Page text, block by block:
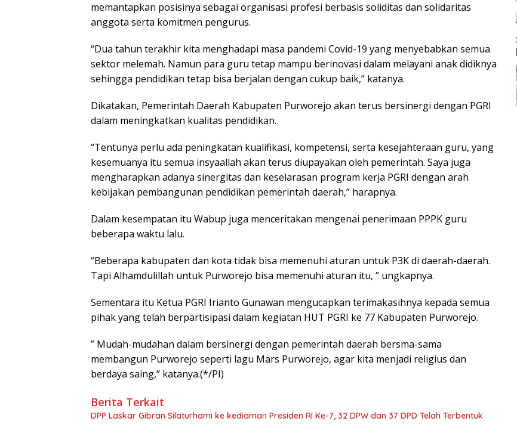
memantapkan posisinya sebagai organisasi profesi berbasis soliditas dan solidaritas
anggota serta komitmen pengurus.
“Dua tahun terakhir kita menghadapi masa pandemi Covid-19 yang menyebabkan semua
sektor melemah. Namun para guru tetap mampu berinovasi dalam melayani anak didiknya
sehingga pendidikan tetap bisa berjalan dengan cukup baik,” katanya.
Dikatakan, Pemerintah Daerah Kabupaten Purworejo akan terus bersinergi dengan PGRI
dalam meningkatkan kualitas pendidikan.
“Tentunya perlu ada peningkatan kualifikasi, kompetensi, serta kesejahteraan guru, yang
kesemuanya itu semua insyaallah akan terus diupayakan oleh pemerintah. Saya juga
mengharapkan adanya sinergitas dan keselarasan program kerja PGRI dengan arah
kebijakan pembangunan pendidikan pemerintah daerah,” harapnya.
Dalam kesempatan itu Wabup juga menceritakan mengenai penerimaan PPPK guru
beberapa waktu lalu.
“Beberapa kabupaten dan kota tidak bisa memenuhi aturan untuk P3K di daerah-daerah.
Tapi Alhamdulillah untuk Purworejo bisa memenuhi aturan itu, ” ungkapnya.
Sementara itu Ketua PGRI Irianto Gunawan mengucapkan terimakasihnya kepada semua
pihak yang telah berpartisipasi dalam kegiatan HUT PGRI ke 77 Kabupaten Purworejo.
” Mudah-mudahan dalam bersinergi dengan pemerintah daerah bersma-sama
membangun Purworejo seperti lagu Mars Purworejo, agar kita menjadi religius dan
berdaya saing,” katanya.(*/PI)
Berita Terkait
DPP Laskar Gibran Silaturhami ke kediaman Presiden RI Ke-7, 32 DPW dan 37 DPD Telah Terbentuk